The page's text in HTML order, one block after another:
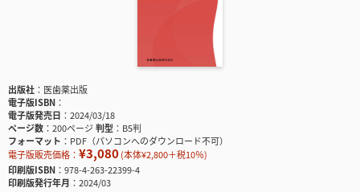
出版社
医歯薬出版
電子版ISBN
電子版発売日
2024/03/18
ページ数
200ページ判型
B5判
フォーマット
PDF（パソコンへのダウンロード不可）
電子版販売価格： ¥3,080(本体¥2,800＋税10％)
印刷版ISBN
978-4-263-22399-4
印刷版発行年月
2024/03